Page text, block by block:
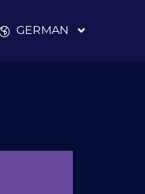
GERMAN